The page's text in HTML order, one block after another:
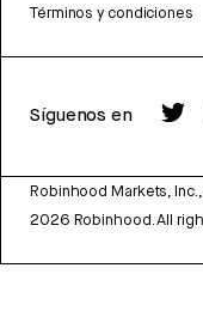
Términos y condiciones
Síguenos en
Robinhood Markets,
2026 Robinhood. All